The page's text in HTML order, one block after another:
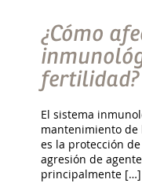
¿Cómo
fertilidad?
El sistema
mantenimiento
es la protección
agresión de
principalmente […]